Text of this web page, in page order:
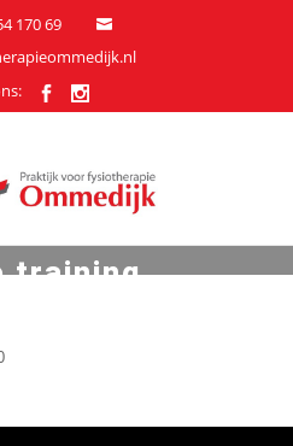
170 69
training